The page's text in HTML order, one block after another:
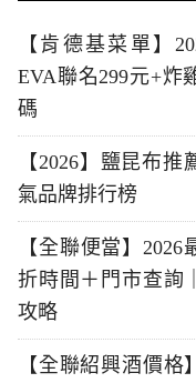
【肯德基菜單】
EVA聯名299元+炸
碼
【2026】鹽昆布
氣品牌排行榜
【全聯便當】
折時間＋門市查詢
攻略
【全聯紹興酒價